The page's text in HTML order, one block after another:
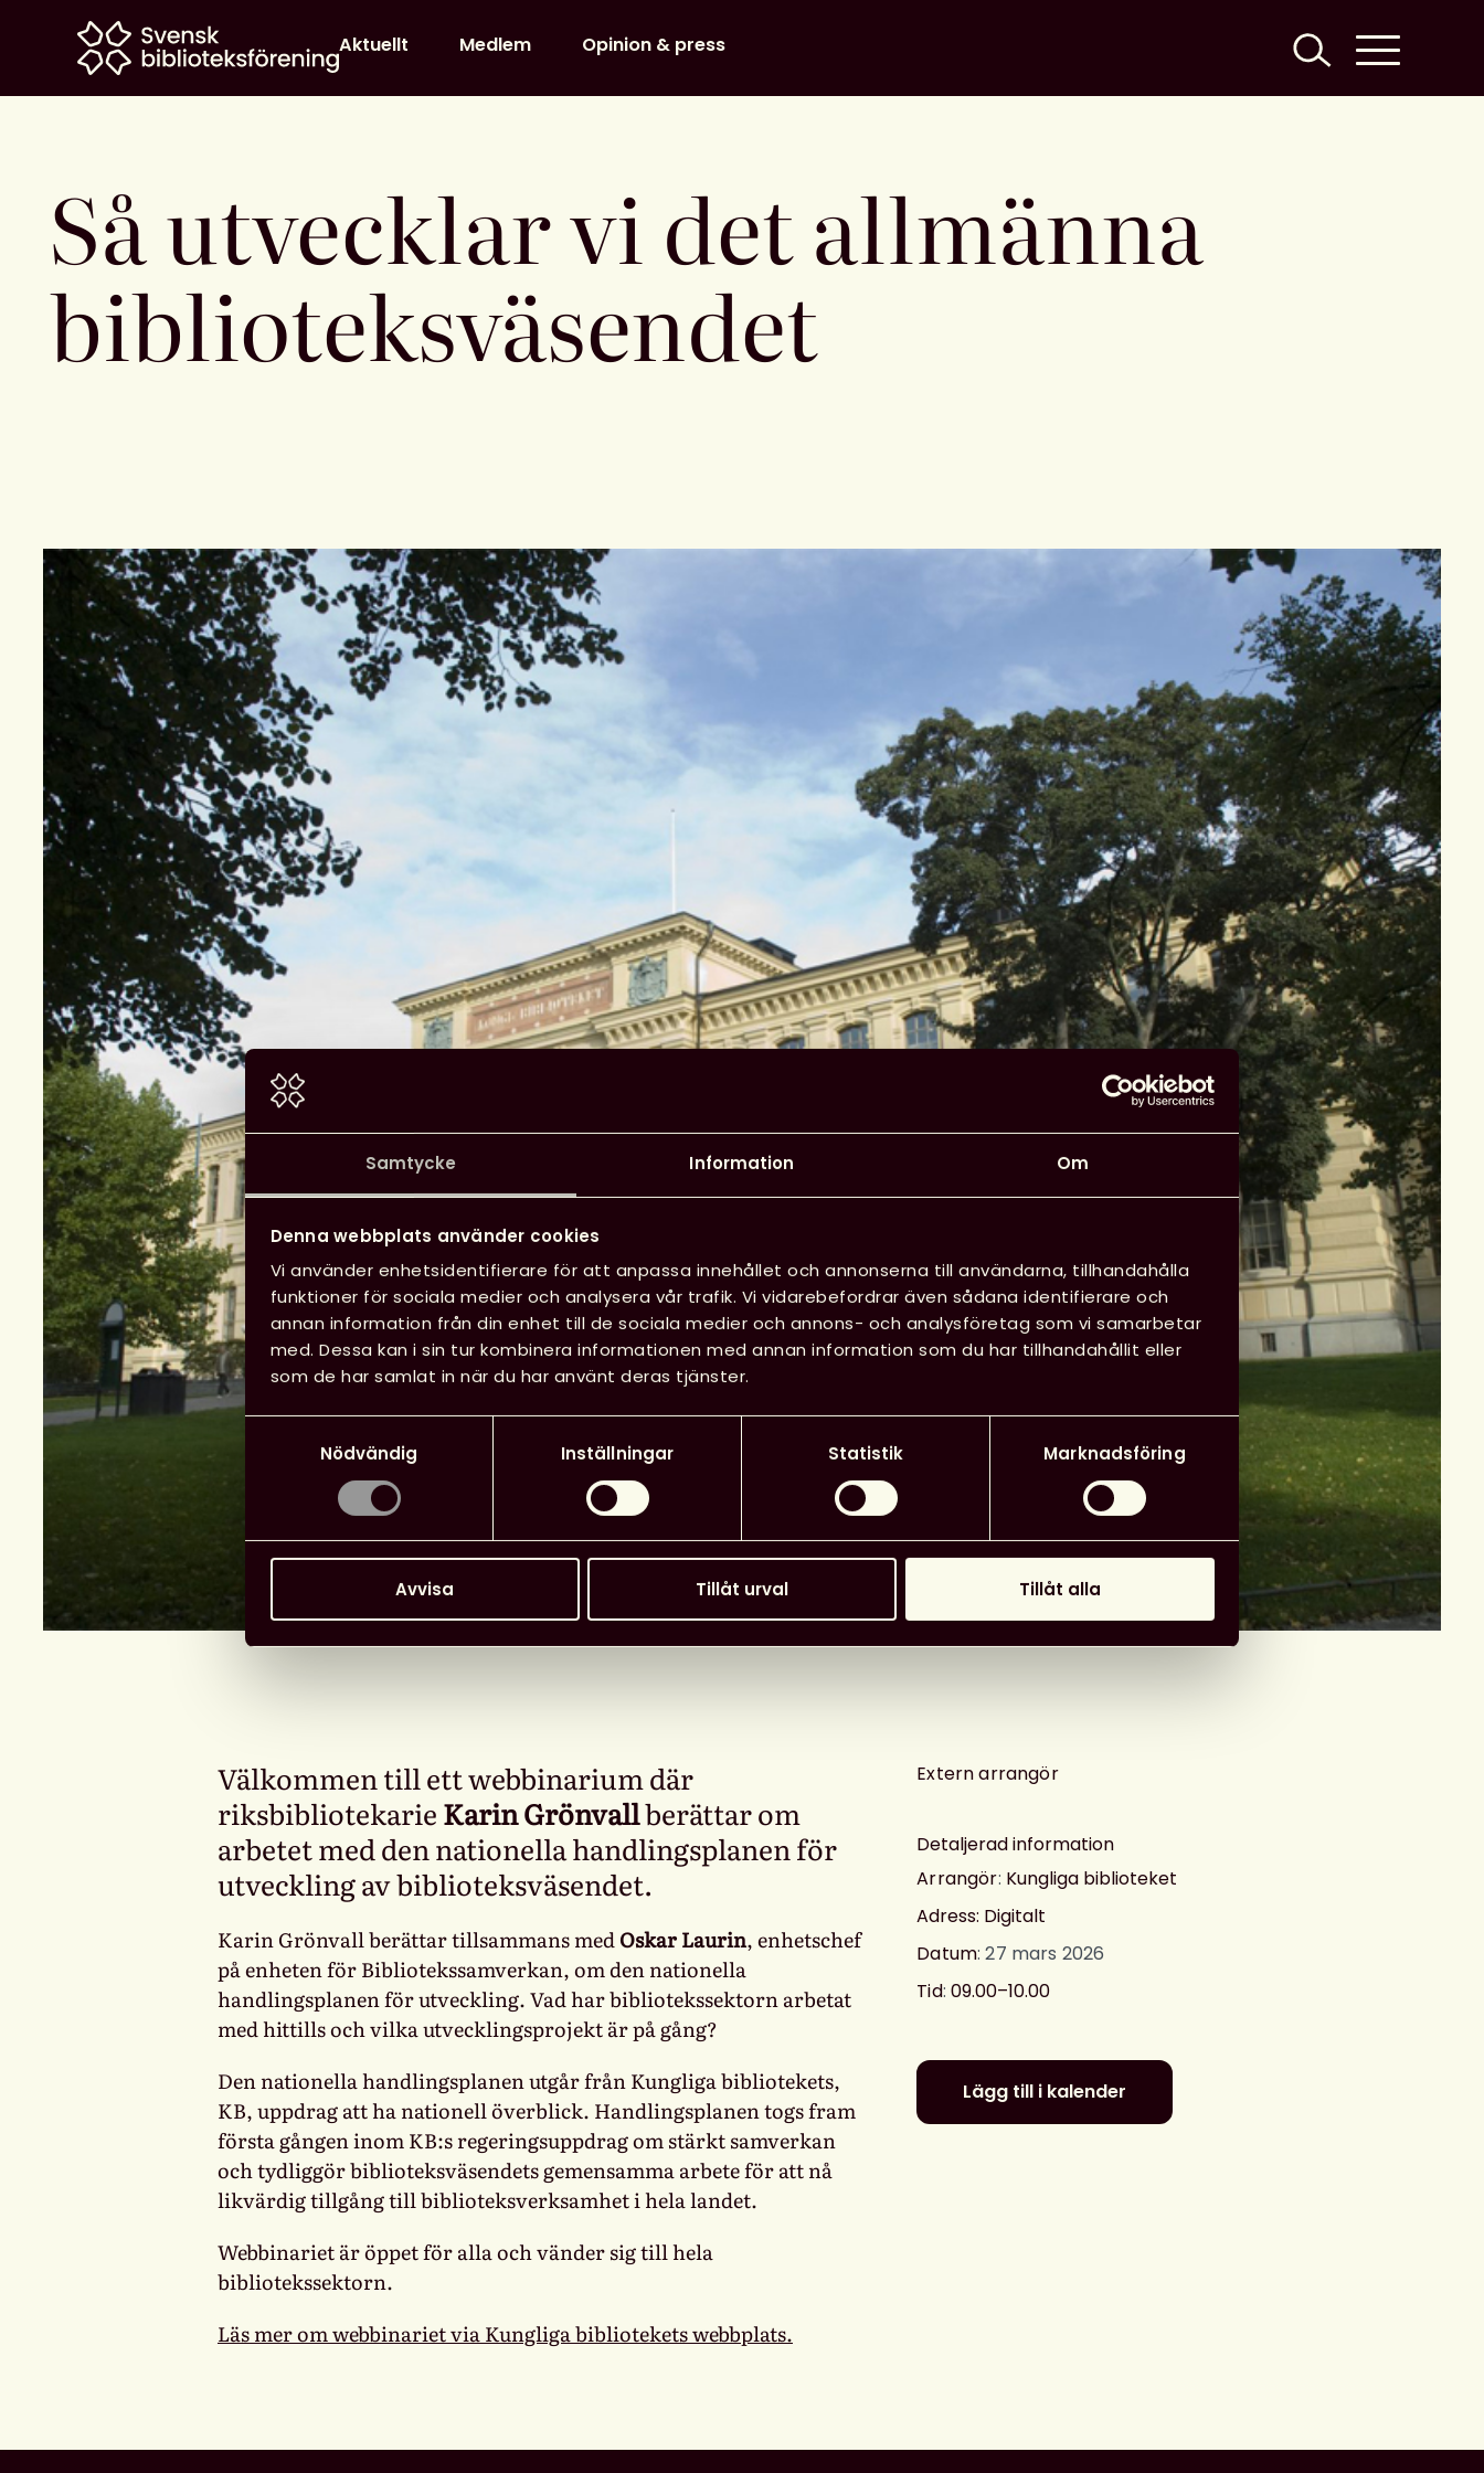
Samtycke Information Om
Denna webbplats använder cookies
Vi använder enhetsidentifierare för att anpassa innehållet och annonserna till användarna, tillhandahålla
funktioner för sociala medier och analysera vår trafik. Vi vidarebefordrar även sådana identifierare och
annan information från din enhet till de sociala medier och annons- och analysföretag som vi samarbetar
med. Dessa kan i sin tur kombinera informationen med annan information som du har tillhandahållit eller
som de har samlat in när du har använt deras tjänster.
Nödvändig
Inställningar Statistik Marknadsföring
Avvisa Tillåt urval Tillåt alla
Home
Aktuellt Medlem Opinion & press
Så utvecklar vi det allmänna
biblioteksväsendet
Välkommen till ett webbinarium där
riksbibliotekarieKarin Grönvallberättar om
arbetet med den nationella handlingsplanen för
utveckling av biblioteksväsendet.
Karin Grönvall berättar tillsammans medOskar Laurin, enhetschef
på enheten för Bibliotekssamverkan, om den nationella
handlingsplanen för utveckling. Vad har bibliotekssektorn arbetat
med hittills och vilka utvecklingsprojekt är på gång?
Den nationella handlingsplanen utgår från Kungliga bibliotekets,
KB, uppdrag att ha nationell överblick. Handlingsplanen togs fram
första gången inom KB:s regeringsuppdrag om stärkt samverkan
och tydliggör biblioteksväsendets gemensamma arbete för att nå
likvärdig tillgång till biblioteksverksamhet i hela landet.
Webbinariet är öppet för alla och vänder sig till hela
bibliotekssektorn.
Läs mer om webbinariet via Kungliga bibliotekets webbplats.
Extern arrangör
Detaljerad information
Arrangör: Kungliga biblioteket
Adress: Digitalt
Datum: 27 mars 2026
Tid:09.00–10.00
Lägg till i kalender